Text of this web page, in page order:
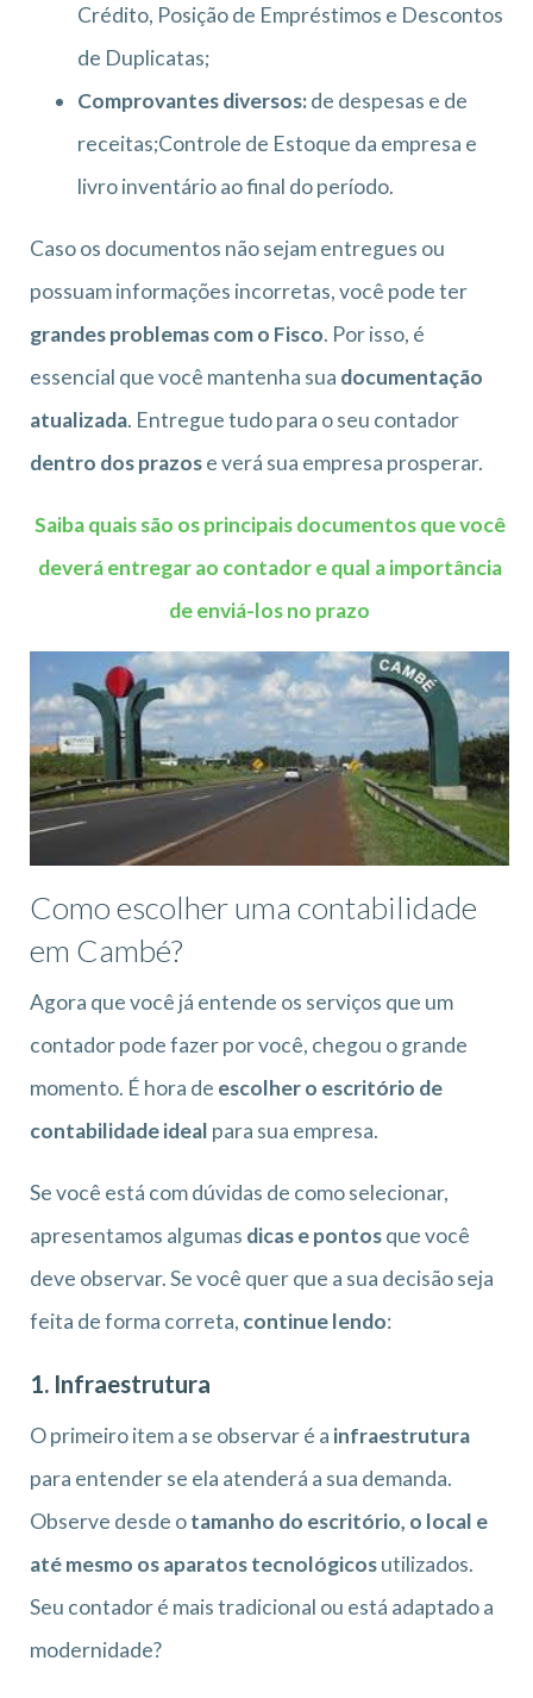
Crédito, Posição de Empréstimos e Descontos
de Duplicatas;
Comprovantes diversos:de despesas e de
receitas;Controle de Estoque da empresa e
livro inventário ao final do período.
Caso os documentos não sejam entregues ou
possuam informações incorretas, você pode ter
grandes problemas com o Fisco. Por isso, é
essencial que você mantenha sua documentação
atualizada. Entregue tudo para o seu contador
dentro dos prazose verá sua empresa prosperar.
Saiba quais são os principais documentos que você
deverá entregar ao contador e qual a importância
de enviá-los no prazo
Como escolher uma contabilidade
em Cambé?
Agora que você já entende os serviços que um
contador pode fazer por você, chegou o grande
momento. É hora de escolher o escritório de
contabilidade ideal para sua empresa.
Se você está com dúvidas de como selecionar,
apresentamos algumas dicas e pontosque você
deve observar. Se você quer que a sua decisão seja
feita de forma correta, continue lendo:
1. Infraestrutura
O primeiro item a se observar é a infraestrutura
para entender se ela atenderá a sua demanda.
Observe desde otamanho do escritório, o local e
até mesmo os aparatos tecnológicosutilizados.
Seu contador é mais tradicional ou está adaptado a
modernidade?